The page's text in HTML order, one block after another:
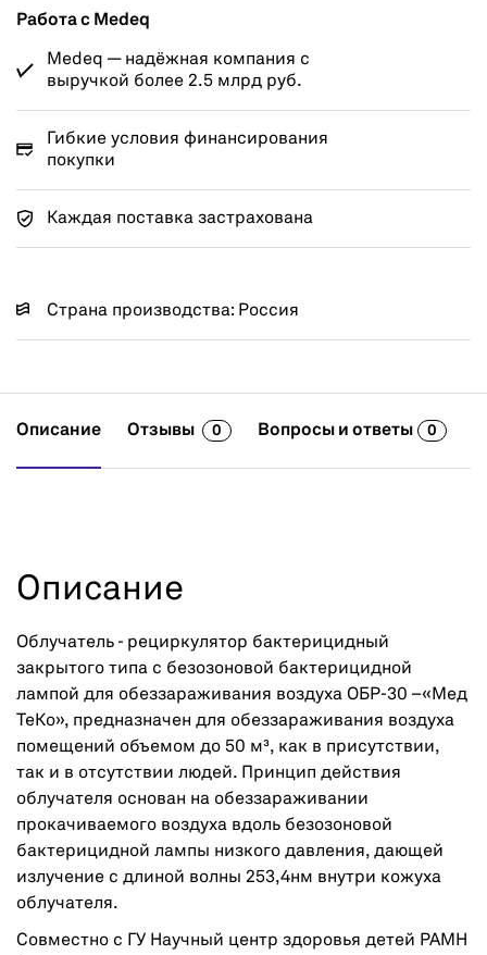
Работа с Medeq
Medeq — надёжная компания с
выручкой более 2.5 млрд руб.
Гибкие условия финансирования
покупки
Каждая поставка застрахована
Страна производства: Россия
Описание Отзывы 0 Вопросы и ответы 0
Описание
Облучатель - рециркулятор бактерицидный
закрытого типа с безозоновой бактерицидной
лампой для обеззараживания воздуха ОБР-30 –«Мед
ТеКо», предназначен для обеззараживания воздуха
помещений объемом до 50 м³, как в присутствии,
так и в отсутствии людей. Принцип действия
облучателя основан на обеззараживании
прокачиваемого воздуха вдоль безозоновой
бактерицидной лампы низкого давления, дающей
излучение с длиной волны 253,4нм внутри кожуха
облучателя.
Совместно с ГУ Научный центр здоровья детей РАМН